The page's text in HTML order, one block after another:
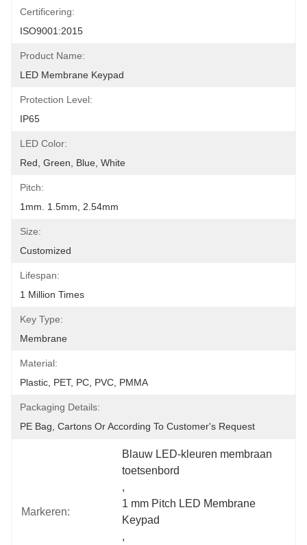
Certificering:
ISO9001:2015
Product Name:
LED Membrane Keypad
Protection Level:
IP65
LED Color:
Red, Green, Blue, White
Pitch:
1mm. 1.5mm, 2.54mm
Size:
Customized
Lifespan:
1 Million Times
Key Type:
Membrane
Material:
Plastic, PET, PC, PVC, PMMA
Packaging Details:
PE Bag, Cartons Or According To Customer's Request
Markeren:
Blauw LED-kleuren membraan
toetsenbord
,
1 mm Pitch LED Membrane
Keypad
,